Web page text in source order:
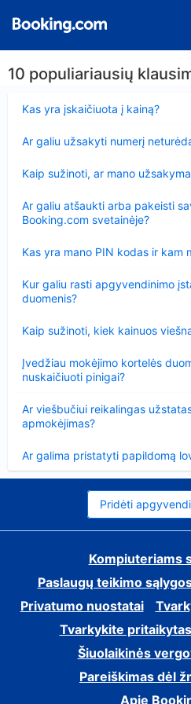
10 populiariausių
Kas yra įskaičiuota į kainą?
Ar galiu užsakyti numerį
Kaip sužinoti, ar mano
Ar galiu atšaukti arba pakeisti
Booking.com svetainėje?
Kas yra mano PIN kodas ir kam
Kur galiu rasti apgyvendinimo
duomenis?
Kaip sužinoti, kiek kainuos
Įvedžiau mokėjimo kortelės
nuskaičiuoti pinigai?
Ar viešbučiui reikalingas
apmokėjimas?
Ar galima pristatyti papildomą
Pridėti
Kompiuteriams
Paslaugų teikimo
Privatumo nuostatai
Tvarkykite
Šiuolaikinės
Pareiškimas dėl
Apie